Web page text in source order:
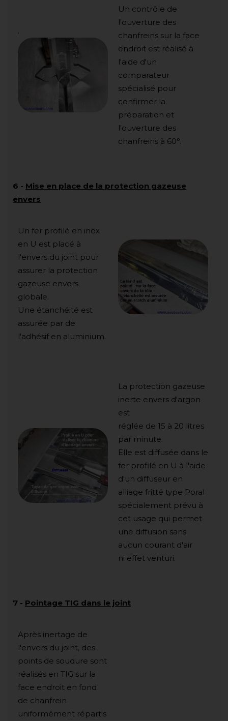
.
Un contrôle de
l'ouverture des
chanfreins sur la face
endroit est réalisé à
l'aide d'un
comparateur
spécialisé pour
confirmer la
préparation et
l'ouverture des
chanfreins à 60°.
6 - Mise en place de la protection gazeuse
envers
Un fer profilé en inox
en U est placé à
l'envers du joint pour
assurer la protection
gazeuse envers
globale.
Une étanchéité est
assurée par de
l'adhésif en aluminium.
La protection gazeuse
inerte envers d'argon
est
réglée de 15 à 20 litres
par minute.
Elle est diffusée dans le
fer profilé en U à l'aide
d'un diffuseur en
alliage fritté type Poral
spécialement prévu à
cet usage qui permet
une diffusion sans
aucun courant d'air
ni effet venturi.
7 - Pointage TIG dans le joint
Après inertage de
l'envers du joint, des
points de soudure sont
réalisés en TIG sur la
face endroit en fond
de chanfrein
uniformément répartis